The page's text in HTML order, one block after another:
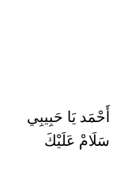
أَحْمَد يَا حَبِيبِي
سَلَامْ عَلَيْكَ